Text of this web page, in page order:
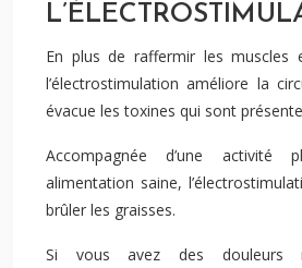
En plus de raffermir les muscles
l’électrostimulation améliore la
évacue les toxines qui sont
Accompagnée d’une activité
alimentation saine,
brûler les graisses.
Si vous avez des douleurs